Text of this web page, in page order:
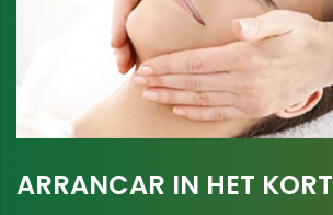
ARRANCAR IN HET KORT